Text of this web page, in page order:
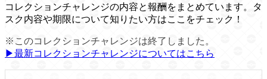
コレクションチャレンジの内容と報酬をまとめています。タ
スク内容や期限について知りたい方はここをチェック！
※このコレクションチャレンジは終了しました。
▶︎最新コレクションチャレンジについてはこちら